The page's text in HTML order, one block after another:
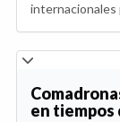
internacionales
en tiempos